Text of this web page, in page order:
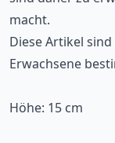
macht.
Diese Artikel
Erwachsene
Höhe: 15 cm